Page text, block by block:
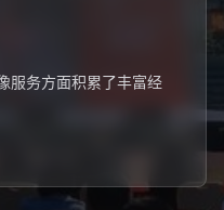
服务方面积累了丰富经